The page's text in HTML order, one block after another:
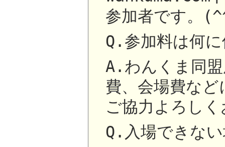
参加者です。
Q.参加料は何
A.わんくま同
費、会場費な
ご協力よろし
Q.入場できな